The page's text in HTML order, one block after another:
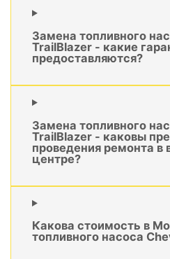
Замена топливного
TrailBlazer - какие
предоставляются?
Замена топливного
TrailBlazer - каковы
проведения ремонта
центре?
Какова стоимость в
топливного насоса